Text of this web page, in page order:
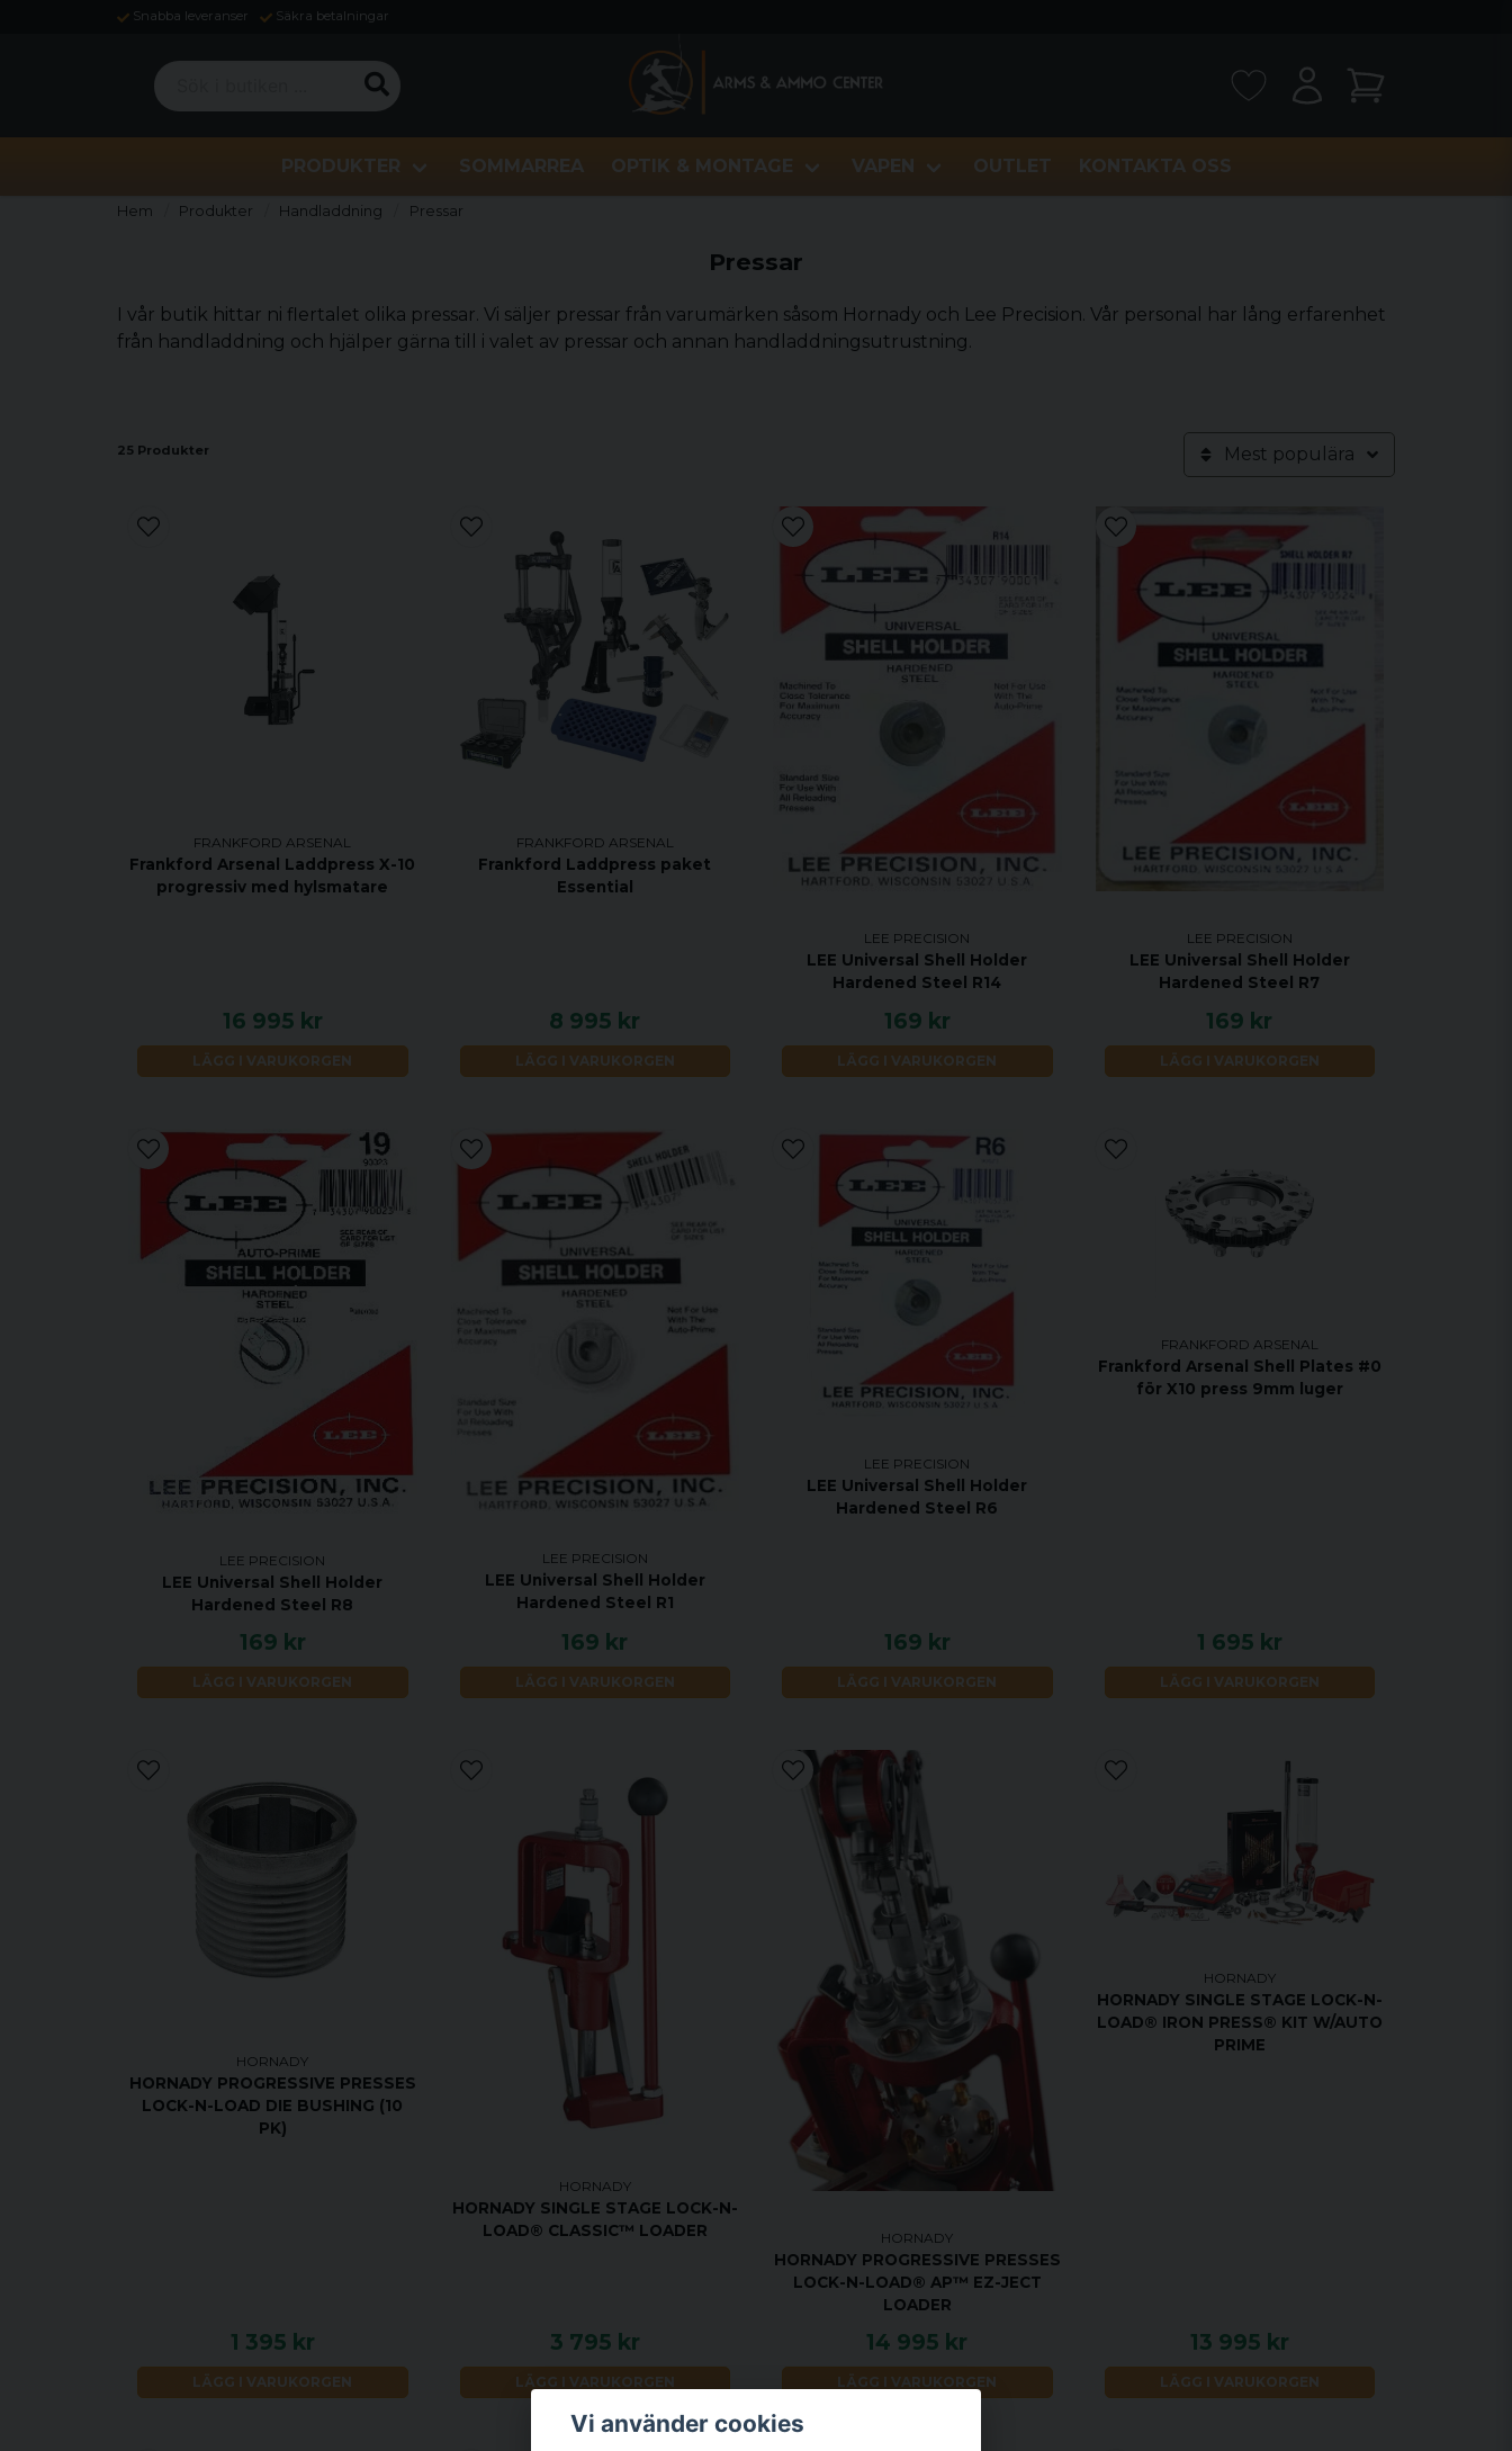
Snabba leveranser Säkra betalningar
Sök i butiken ...
PRODUKTER SOMMARREA OPTIK & MONTAGE VAPEN OUTLET KONTAKTA OSS
Hem Produkter Handladdning Pressar
Pressar
I vår butik hittar ni flertalet olika pressar. Vi säljer pressar från varumärken såsom Hornady och Lee Precision. Vår personal har lång erfarenhet
från handladdning och hjälper gärna till i valet av pressar och annan handladdningsutrustning.
25 Produkter Mest populära
FRANKFORD ARSENAL
Frankford Arsenal Laddpress X-10
progressiv med hylsmatare
16 995 kr
LÄGG I VARUKORGEN
FRANKFORD ARSENAL
Frankford Laddpress paket
Essential
8 995 kr
LÄGG I VARUKORGEN
LEE PRECISION
LEE Universal Shell Holder
Hardened Steel R14
169 kr
LÄGG I VARUKORGEN
LEE PRECISION
LEE Universal Shell Holder
Hardened Steel R7
169 kr
LÄGG I VARUKORGEN
LEE PRECISION
LEE Universal Shell Holder
Hardened Steel R8
169 kr
LÄGG I VARUKORGEN
LEE PRECISION
LEE Universal Shell Holder
Hardened Steel R1
169 kr
LÄGG I VARUKORGEN
LEE PRECISION
LEE Universal Shell Holder
Hardened Steel R6
169 kr
LÄGG I VARUKORGEN
FRANKFORD ARSENAL
Frankford Arsenal Shell Plates #0
för X10 press 9mm luger
1 695 kr
LÄGG I VARUKORGEN
HORNADY
HORNADY PROGRESSIVE PRESSES
LOCK-N-LOAD DIE BUSHING (10
PK)
1 395 kr
LÄGG I VARUKORGEN
HORNADY
HORNADY SINGLE STAGE LOCK-N-
LOAD® CLASSIC™ LOADER
3 795 kr
LÄGG I VARUKORGEN
HORNADY
HORNADY PROGRESSIVE PRESSES
LOCK-N-LOAD® AP™ EZ-JECT
LOADER
14 995 kr
LÄGG I VARUKORGEN
HORNADY
HORNADY SINGLE STAGE LOCK-N-
LOAD® IRON PRESS® KIT W/AUTO
PRIME
13 995 kr
LÄGG I VARUKORGEN
Vi använder cookies